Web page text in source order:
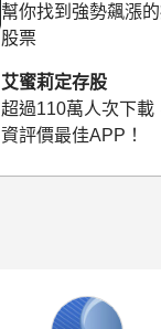
幫你找到強勢飆漲
股票
艾蜜莉定存股
超過110萬人次下載
資評價最佳APP！